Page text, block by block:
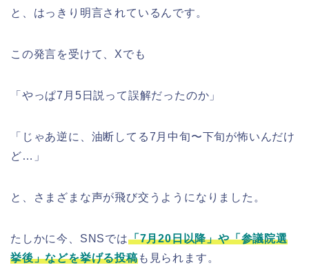
と、はっきり明言されているんです。
この発言を受けて、Xでも
「やっぱ7月5日説って誤解だったのか」
「じゃあ逆に、油断してる7月中旬〜下旬が怖いんだけ
ど…」
と、さまざまな声が飛び交うようになりました。
たしかに今、SNSでは「7月20日以降」や「参議院選
挙後」などを挙げる投稿も見られます。